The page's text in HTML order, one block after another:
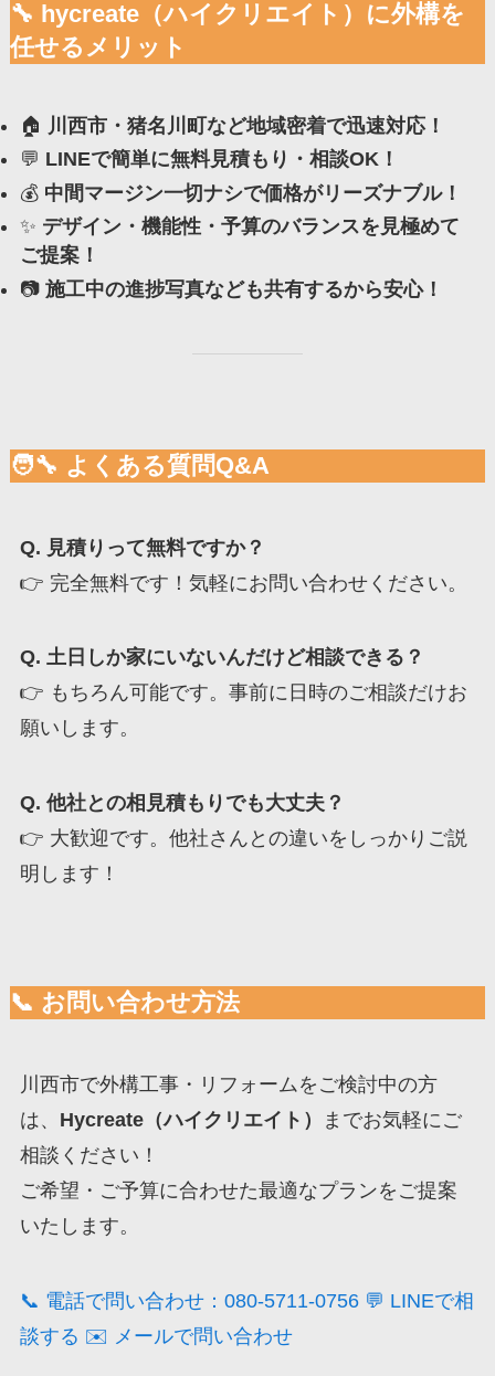
🔧 hycreate（ハイクリエイト）に外構を
任せるメリット
🏠 川西市・猪名川町など地域密着で迅速対応！
💬 LINEで簡単に無料見積もり・相談OK！
💰 中間マージン一切ナシで価格がリーズナブル！
✨ デザイン・機能性・予算のバランスを見極めて
ご提案！
📷 施工中の進捗写真なども共有するから安心！
🧑‍🔧 よくある質問Q&A
Q. 見積りって無料ですか？
👉 完全無料です！気軽にお問い合わせください。
Q. 土日しか家にいないんだけど相談できる？
👉 もちろん可能です。事前に日時のご相談だけお
願いします。
Q. 他社との相見積もりでも大丈夫？
👉 大歓迎です。他社さんとの違いをしっかりご説
明します！
📞 お問い合わせ方法
川西市で外構工事・リフォームをご検討中の方
は、 Hycreate（ハイクリエイト）
までお気軽にご
相談ください！
ご希望・ご予算に合わせた最適なプランをご提案
いたします。
📞 電話で問い合わせ：080-5711-0756 💬 LINEで相
談する ✉️ メールで問い合わせ